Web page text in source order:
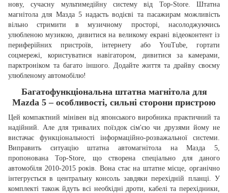
нову, сучасну мультимедійну систему від Top-Store. Штатна
магнітола для Мазда 5 надасть водієві та пасажирам можливість
вільно стримити в музичному просторі, насолоджуючись
улюбленою музикою, дивитися на великому екрані відеоконтент із
периферійних пристроїв, інтернету або YouTube, гортати
соцмережі, користуватися навігатором, дивитися за камерами,
парктроніком та багато іншого. Додайте життя та драйву своєму
улюбленому автомобілю!
Багатофункціональна штатна магнітола для
Mazda 5 – особливості, сильні сторони пристрою
Цей компактний мінівен від японського виробника практичний та
надійний. Але для тривалих поїздок сім'єю чи друзями йому не
вистачає функціональності інформаційно-розважальної системи.
Виправить ситуацію штатна автомагнітола на Мазда 5,
пропонована Top-Store, що створена спеціально для даного
автомобіля 2010-2015 років. Вона стає на штатне місце, органічно
інтегрується в центральну консоль завдяки перехідній планці. У
комплекті також йдуть всі необхідні дроти, кабелі та перехідники,